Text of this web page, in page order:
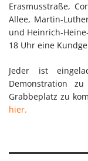
Erasmusstraße,
Allee, Martin-
und Heinrich-
18 Uhr eine
Jeder ist
Demonstration
Grabbeplatz zu
hier.